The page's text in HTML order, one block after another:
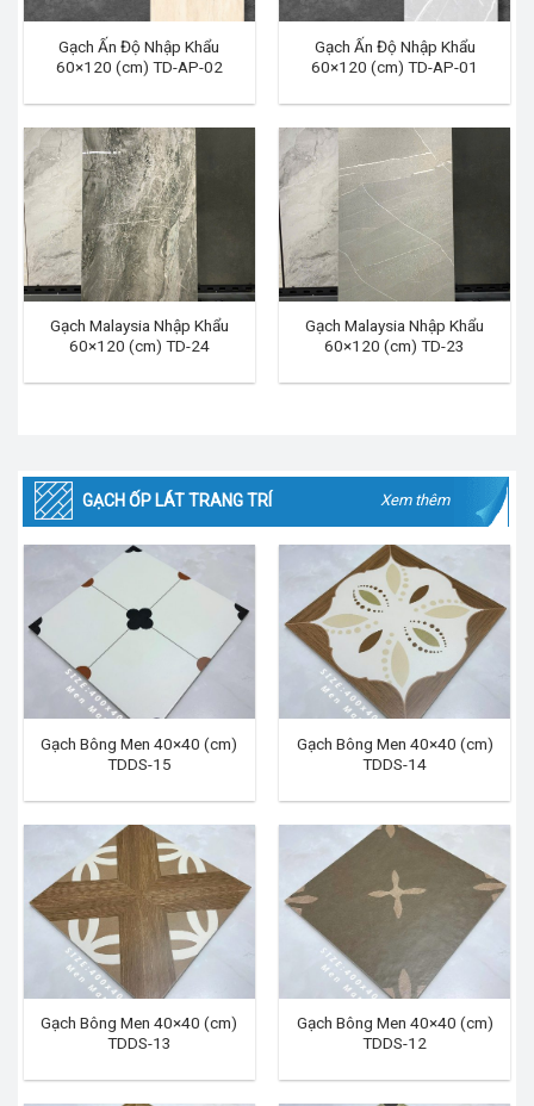
Gạch Ấn Độ Nhập Khẩu
60×120 (cm) TD-AP-02
Gạch Ấn Độ Nhập Khẩu
60×120 (cm) TD-AP-01
Gạch Malaysia Nhập Khẩu
60×120 (cm) TD-24
Gạch Malaysia Nhập Khẩu
60×120 (cm) TD-23
GẠCH ỐP LÁT TRANG TRÍ Xem thêm
Gạch Bông Men 40×40 (cm)
TDDS-15
Gạch Bông Men 40×40 (cm)
TDDS-14
Gạch Bông Men 40×40 (cm)
TDDS-13
Gạch Bông Men 40×40 (cm)
TDDS-12